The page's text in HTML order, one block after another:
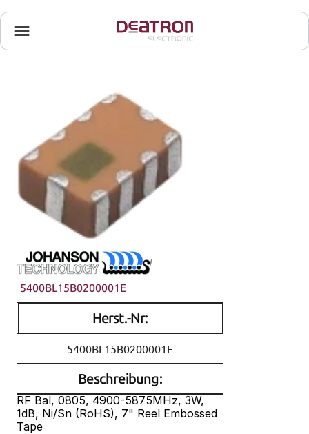
Johanson Technology
5400BL15B0200001E
Herst.-Nr:
5400BL15B0200001E
Beschreibung:
RF Bal, 0805, 4900-5875MHz, 3W,
1dB, Ni/Sn (RoHS), 7" Reel Embossed
Tape